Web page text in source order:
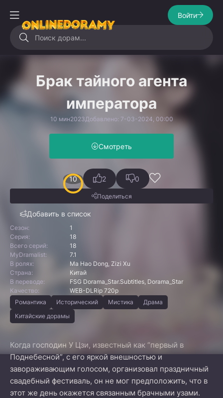
Войти
Брак тайного агента
императора
10 мин2023Добавлено: 7-03-2024, 00:00
Смотреть
10
Добавить в список
2 0
Поделиться
Сезон:
1
Серия:
18
Всего серий:
18
MyDramalist:
7.1
В ролях:
Ma Hao Dong, Zizi Xu
Страна:
Китай
В переводе:
FSG Dorama_Star.Subtitles, Dorama_Star
Качество:
WEB-DLRip 720p
Романтика
Исторический Мистика
Драма
Китайские дорамы
Когда господин У Цзи, известный как “первый в
Поднебесной”, с его яркой внешностью и
завораживающим голосом, организовал праздничный
свадебный фестиваль, он не мог предположить, что в
этот же день окажется связанным брачными узами.